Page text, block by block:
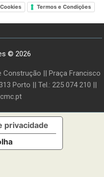
Termos e Condições
© 2026
|| Praça Francisco
Porto || Tel.: 225 074 210 ||
privacidade